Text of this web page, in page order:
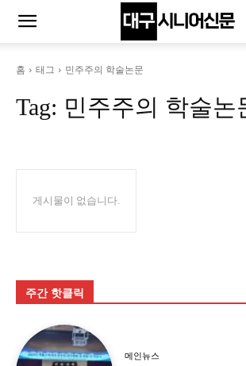
홈 태그 민주주의 학술논문
Tag: 민주주의 학술논
게시물이 없습니다.
주간 핫클릭
메인뉴스